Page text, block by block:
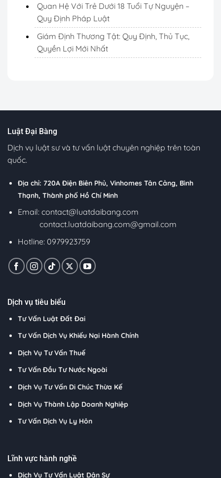
Quan Hệ Với Trẻ Dưới 18 Tuổi Tự Nguyện –
Quy Định Pháp Luật
Giám Định Thương Tật: Quy Định, Thủ Tục,
Quyền Lợi Mới Nhất
Luật Đại Bàng
Dịch vụ luật sư và tư vấn luật chuyên nghiệp trên toàn
quốc.
Địa chỉ: 720A Điện Biên Phủ, Vinhomes Tân Cảng, Bình
Thạnh, Thành phố Hồ Chí Minh
Email: contact@luatdaibang.com
contact.luatdaibang.com@gmail.com
Hotline: 0979923759
Dịch vụ tiêu biểu
Tư Vấn Luật Đất Đai
Tư Vấn Dịch Vụ Khiếu Nại Hành Chính
Dịch Vụ Tư Vấn Thuế
Tư Vấn Đầu Tư Nước Ngoài
Dịch Vụ Tư Vấn Di Chúc Thừa Kế
Dịch Vụ Thành Lập Doanh Nghiệp
Tư Vấn Dịch Vụ Ly Hôn
Lĩnh vực hành nghề
Dịch Vụ Tư Vấn Luật Dân Sự